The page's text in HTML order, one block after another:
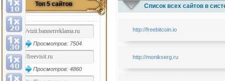
Топ 5 сайтов
Просмотров: 7504
Просмотров: 4860
Список всех сайтов в
http://freebitcoin.io
http://monikserg.ru